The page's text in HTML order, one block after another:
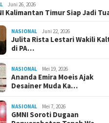
Juni 26, 2026
Kalimantan Timur Siap Jadi
NASIONAL Juni 22, 2026
Julita Rista Lestari Wakili
di PA…
NASIONAL Mei 19, 2026
Ananda Emira Moeis Ajak
Desainer Muda Ka…
NASIONAL Mei 7, 2026
GMNI Soroti Dugaan